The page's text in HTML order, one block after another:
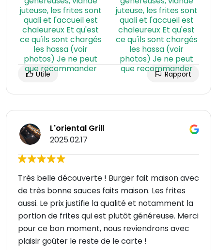
Utile Rapport
L'oriental Grill
2025.02.17
Très belle découverte ! Burger fait maison avec
de très bonne sauces faits maison. Les frites
aussi. Le prix justifie la qualité et notamment la
portion de frites qui est plutôt généreuse. Merci
pour ce bon moment, nous reviendrons avec
plaisir goûter le reste de le carte !